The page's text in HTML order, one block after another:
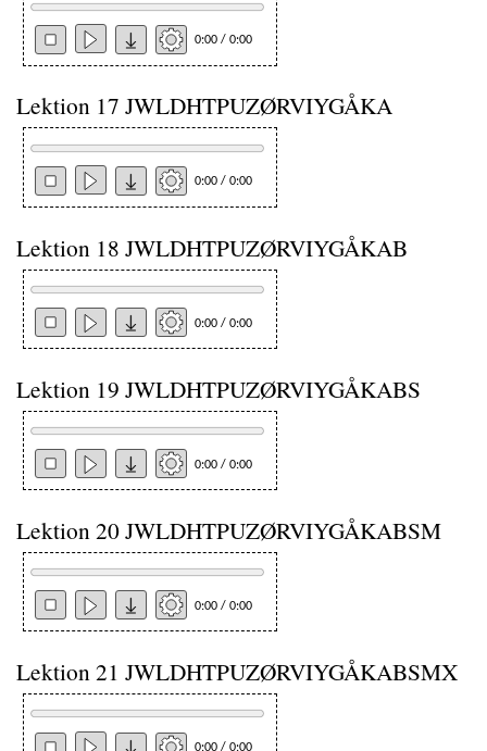
0:00 / 0:00
Lektion 17 JWLDHTPUZØRVIYGÅKA
0:00 / 0:00
Lektion 18 JWLDHTPUZØRVIYGÅKAB
0:00 / 0:00
Lektion 19 JWLDHTPUZØRVIYGÅKABS
0:00 / 0:00
Lektion 20 JWLDHTPUZØRVIYGÅKABSM
0:00 / 0:00
Lektion 21 JWLDHTPUZØRVIYGÅKABSMX
0:00 / 0:00